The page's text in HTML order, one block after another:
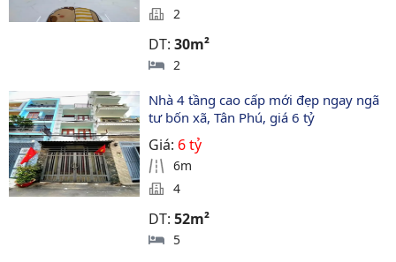
2
DT:30m²
2
Nhà 4 tầng cao cấp mới đẹp ngay ngã
tư bốn xã, Tân Phú, giá 6 tỷ
Giá: 6 tỷ
6m
4
DT:52m²
5